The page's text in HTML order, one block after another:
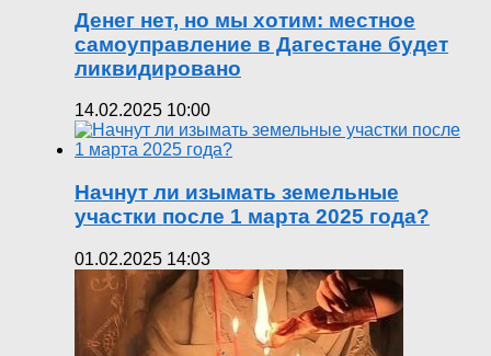
Денег нет, но мы хотим: местное
самоуправление в Дагестане будет
ликвидировано
14.02.2025 10:00
Начнут ли изымать земельные
участки после 1 марта 2025 года?
01.02.2025 14:03